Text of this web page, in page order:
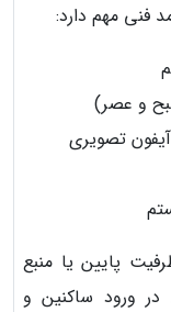
فنی مهم دارد:
و عصر)
تصویری
پایین یا منبع
ورود ساکنین و